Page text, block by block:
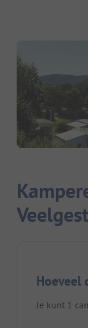
Hoeveel
Je kunt 1